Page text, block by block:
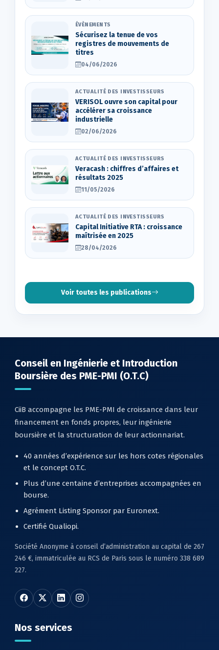
ÉVÈNEMENTS
Sécurisez la tenue de vos
registres de mouvements de
titres
04/06/2026
ACTUALITÉ DES INVESTISSEURS
VERISOL ouvre son capital pour
accélérer sa croissance
industrielle
02/06/2026
ACTUALITÉ DES INVESTISSEURS
Veracash : chiffres d’affaires et
résultats 2025
11/05/2026
ACTUALITÉ DES INVESTISSEURS
Capital Initiative RTA : croissance
maîtrisée en 2025
28/04/2026
Voir toutes les publications
Conseil en Ingénierie et Introduction
Boursière des PME-PMI (O.T.C)
CiiB accompagne les PME-PMI de croissance dans leur
financement en fonds propres, leur ingénierie
boursière et la structuration de leur actionnariat.
40 années d’expérience sur les hors cotes régionales
et le concept O.T.C.
Plus d’une centaine d’entreprises accompagnées en
bourse.
Agrément Listing Sponsor par Euronext.
Certifié Qualiopi.
Société Anonyme à conseil d’administration au capital de 267
246 €, immatriculée au RCS de Paris sous le numéro 338 689
227.
Nos services